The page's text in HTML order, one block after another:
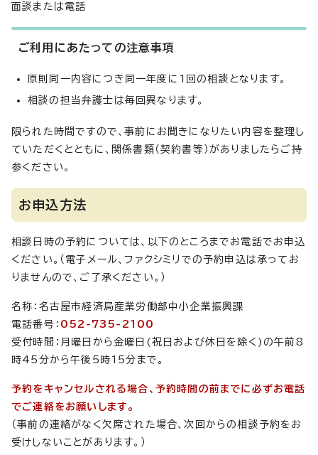
面談または電話
ご利用にあたっての注意事項
原則同一内容につき同一年度に1回の相談となります。
相談の担当弁護士は毎回異なります。
限られた時間ですので、事前にお聞きになりたい内容を整理し
ていただくとともに、関係書類（契約書等）がありましたらご持
参ください。
お申込方法
相談日時の予約については、以下のところまでお電話でお申込
ください。（電子メール、ファクシミリでの予約申込は承ってお
りませんので、ご了承ください。）
名称：名古屋市経済局産業労働部中小企業振興課
電話番号： 052-735-2100
受付時間：月曜日から金曜日(祝日および休日を除く)の午前8
時45分から午後5時15分まで。
予約をキャンセルされる場合、予約時間の前までに必ずお電話
でご連絡をお願いします。
（事前の連絡がなく欠席された場合、次回からの相談予約をお
受けしないことがあります。）